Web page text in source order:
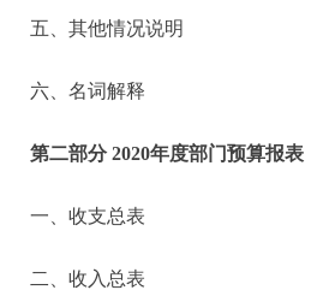
五、其他情况说明
六、名词解释
第二部分 2020年度部门预算报表
一、收支总表
二、收入总表